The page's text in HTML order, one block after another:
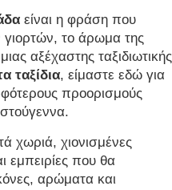
είναι η φράση που
γιορτών, το άρωμα της
αξέχαστης ταξιδιωτικής
ταξίδια, είμαστε εδώ για
προορισμούς
χωριά, χιονισμένες
εμπειρίες που θα
αρώματα και